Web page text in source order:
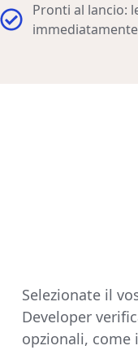
Pronti al lancio:
Selezionate il
Developer
opzionali,